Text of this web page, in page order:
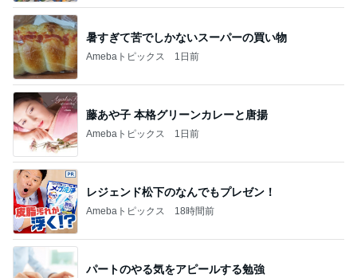
暑すぎて苦でしかないスーパーの買い物
Amebaトピックス 1日前
藤あや子 本格グリーンカレーと唐揚
Amebaトピックス 1日前
レジェンド松下のなんでもプレゼン！
Amebaトピックス 18時間前
パートのやる気をアピールする勉強